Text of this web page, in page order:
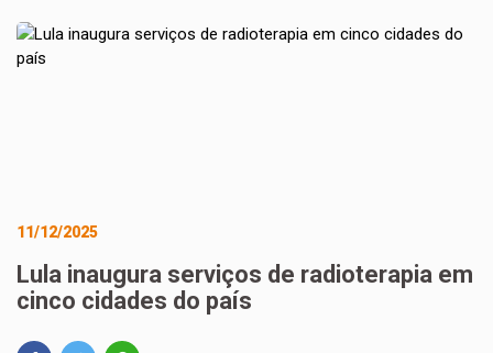
11/12/2025
Lula inaugura serviços de radioterapia em
cinco cidades do país